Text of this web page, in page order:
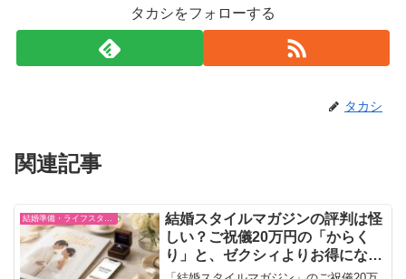
タカシをフォローする
タカシ
関連記事
結婚準備・ライフスタイル
結婚スタイルマガジンの評判は怪
しい？ご祝儀20万円の「からく
り」と、ゼクシィよりお得になる
条件を徹底解説